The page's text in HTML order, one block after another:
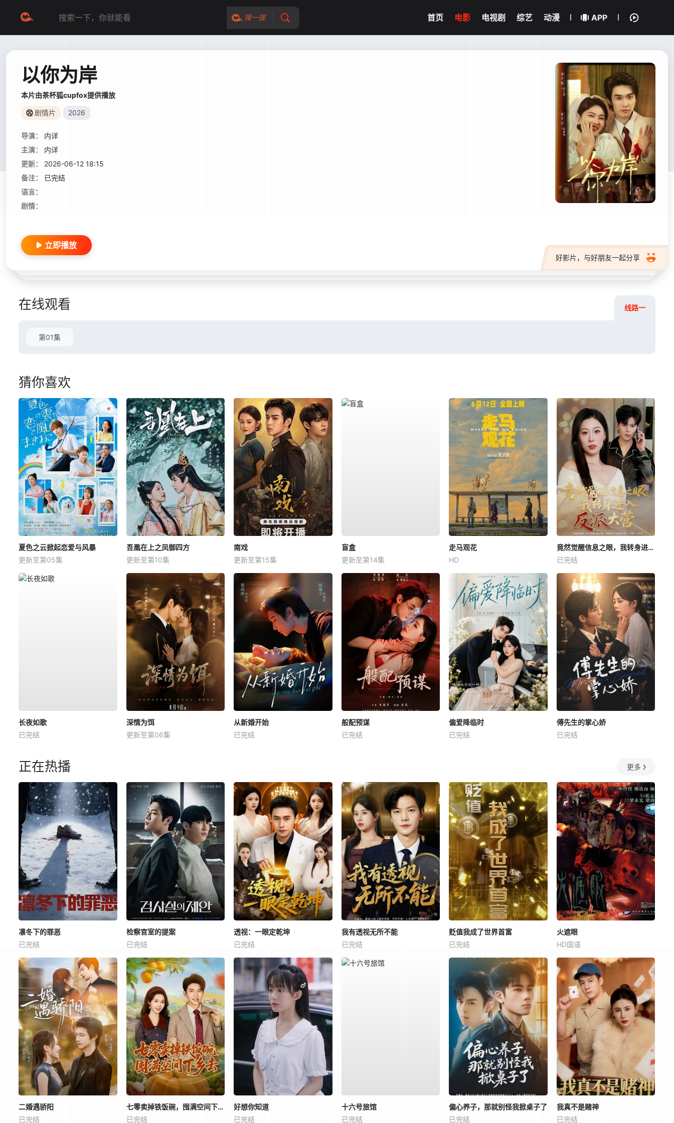
搜一搜 首页 电影 电视剧 综艺 动漫 APP
以你为岸
本片由茶杯狐cupfox提供播放
剧情片 2026
导演：
内详
主演：
内详
更新：
2026-06-12 18:15
备注：
已完结
语言：
剧情：
好影片，与好朋友一起分享
立即播放
在线观看 线路一
第01集
猜你喜欢
夏色之云掀起恋爱与风暴
更新至第05集
吾凰在上之凤御四方
更新至第10集
南戏
更新至第15集
盲盒
更新至第14集
走马观花
HD
竟然觉醒信息之眼，我转身进入反派大营
已完结
长夜如歌
已完结
深情为饵
更新至第06集
从新婚开始
已完结
般配预谋
已完结
偏爱降临时
已完结
傅先生的掌心娇
已完结
正在热播 更多
凛冬下的罪恶
已完结
检察官室的提案
已完结
透视：一眼定乾坤
已完结
我有透视无所不能
已完结
贬值我成了世界首富
已完结
火遮眼
HD国语
二婚遇骄阳
已完结
七零卖掉铁饭碗，囤满空间下乡去
已完结
好想你知道
已完结
十六号旅馆
已完结
偏心养子，那就别怪我掀桌子了
已完结
我真不是赌神
已完结